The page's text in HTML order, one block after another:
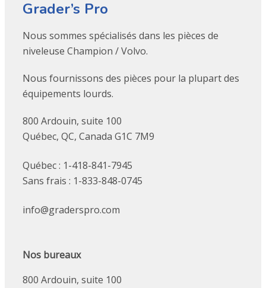
Grader’s Pro
Nous sommes spécialisés dans les pièces de
niveleuse Champion / Volvo.
Nous fournissons des pièces pour la plupart des
équipements lourds.
800 Ardouin, suite 100
Québec, QC, Canada G1C 7M9
Québec : 1-418-841-7945
Sans frais : 1-833-848-0745
info@graderspro.com
Nos bureaux
800 Ardouin, suite 100